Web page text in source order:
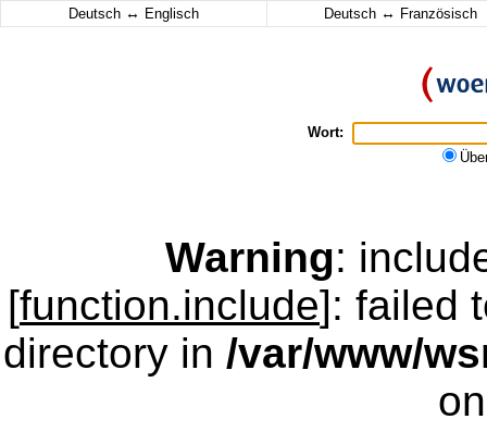
Deutsch ↔ Englisch Deutsch ↔ Französisch
Wort:
Warning:
[function.include]: failed
directory in /var/www/